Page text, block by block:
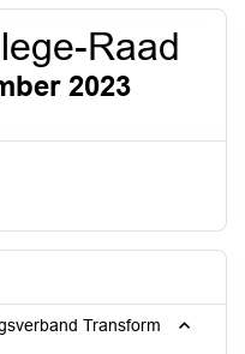
Raad
2023
Transform